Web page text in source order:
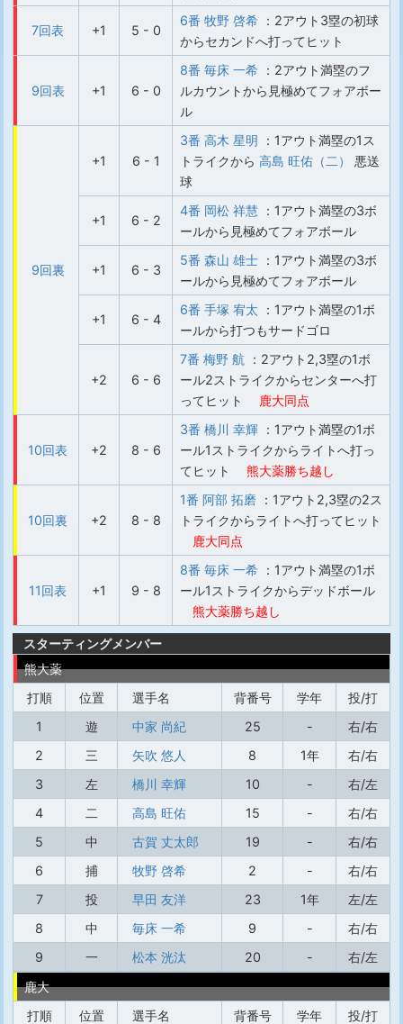
7回表 +1 5 - 0
6番 牧野 啓希 ：2アウト3塁の初球
からセカンドへ打ってヒット
9回表 +1 6 - 0
8番 毎床 一希 ：2アウト満塁のフ
ルカウントから見極めてフォアボー
ル
9回裏
+1 6 - 1
3番 高木 星明 ：1アウト満塁の1ス
トライクから 高島 旺佑（二）
悪送
球
+1 6 - 2
4番 岡松 祥慧 ：1アウト満塁の3ボ
ールから見極めてフォアボール
+1 6 - 3
5番 森山 雄士 ：1アウト満塁の3ボ
ールから見極めてフォアボール
+1 6 - 4
6番 手塚 宥太 ：1アウト満塁の1ボ
ールから打つもサードゴロ
+2 6 - 6
7番 梅野 航 ：2アウト2,3塁の1ボ
ール2ストライクからセンターへ打
ってヒット
鹿大同点
10回表 +2 8 - 6
3番 橋川 幸輝 ：1アウト満塁の1ボ
ール1ストライクからライトへ打っ
てヒット
熊大薬勝ち越し
10回裏 +2 8 - 8
1番 阿部 拓磨 ：1アウト2,3塁の2ス
トライクからライトへ打ってヒット
鹿大同点
11回表 +1 9 - 8
8番 毎床 一希 ：1アウト満塁の1ボ
ール1ストライクからデッドボール
熊大薬勝ち越し
スターティングメンバー
熊大薬
打順
位置 選手名 背番号 学年
投/打
1
遊 中家 尚紀 25 -
右/右
2
三 矢吹 悠人 8 1年
右/右
3
左 橋川 幸輝 10 -
右/左
4
二 高島 旺佑 15 -
右/右
5
中 古賀 丈太郎 19 -
右/右
6
捕 牧野 啓希 2 -
右/右
7
投 早田 友洋 23 1年
左/左
8
中 毎床 一希 9 -
右/右
9
一 松本 洸汰 20 -
右/左
鹿大
打順
位置 選手名 背番号 学年
投/打